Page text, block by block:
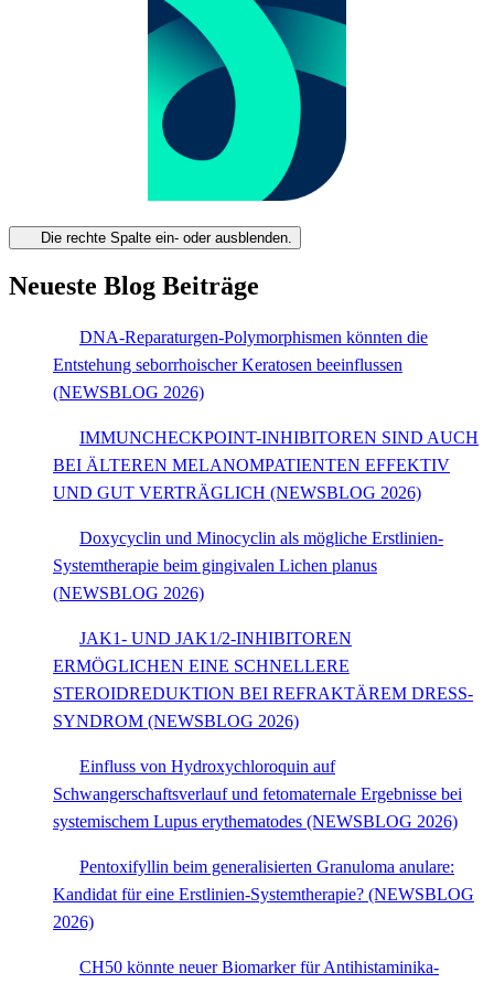
Die rechte Spalte ein- oder ausblenden.
Neueste Blog Beiträge
DNA-Reparaturgen-Polymorphismen könnten die
Entstehung seborrhoischer Keratosen beeinflussen
(NEWSBLOG 2026)
IMMUNCHECKPOINT-INHIBITOREN SIND AUCH
BEI ÄLTEREN MELANOMPATIENTEN EFFEKTIV
UND GUT VERTRÄGLICH (NEWSBLOG 2026)
Doxycyclin und Minocyclin als mögliche Erstlinien-
Systemtherapie beim gingivalen Lichen planus
(NEWSBLOG 2026)
JAK1- UND JAK1/2-INHIBITOREN
ERMÖGLICHEN EINE SCHNELLERE
STEROIDREDUKTION BEI REFRAKTÄREM DRESS-
SYNDROM (NEWSBLOG 2026)
Einfluss von Hydroxychloroquin auf
Schwangerschaftsverlauf und fetomaternale Ergebnisse bei
systemischem Lupus erythematodes (NEWSBLOG 2026)
Pentoxifyllin beim generalisierten Granuloma anulare:
Kandidat für eine Erstlinien-Systemtherapie? (NEWSBLOG
2026)
CH50 könnte neuer Biomarker für Antihistaminika-